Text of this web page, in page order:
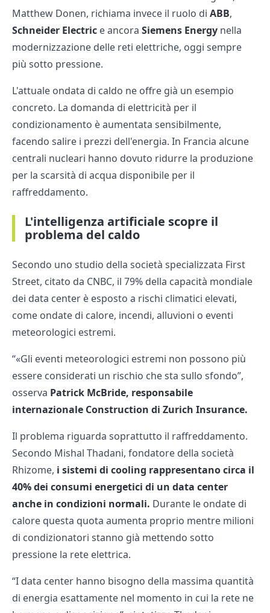
Matthew Donen, richiama invece il ruolo di ABB,
Schneider Electric e ancora Siemens Energy nella
modernizzazione delle reti elettriche, oggi sempre
più sotto pressione.
L'attuale ondata di caldo ne offre già un esempio
concreto. La domanda di elettricità per il
condizionamento è aumentata sensibilmente,
facendo salire i prezzi dell'energia. In Francia alcune
centrali nucleari hanno dovuto ridurre la produzione
per la scarsità di acqua disponibile per il
raffreddamento.
L'intelligenza artificiale scopre il
problema del caldo
Secondo uno studio della società specializzata First
Street, citato da CNBC, il 79% della capacità mondiale
dei data center è esposto a rischi climatici elevati,
come ondate di calore, incendi, alluvioni o eventi
meteorologici estremi.
“«Gli eventi meteorologici estremi non possono più
essere considerati un rischio che sta sullo sfondo”,
osserva Patrick McBride, responsabile
internazionale Construction di Zurich Insurance.
Il problema riguarda soprattutto il raffreddamento.
Secondo Mishal Thadani, fondatore della società
Rhizome, i sistemi di cooling rappresentano circa il
40% dei consumi energetici di un data center
anche in condizioni normali. Durante le ondate di
calore questa quota aumenta proprio mentre milioni
di condizionatori stanno già mettendo sotto
pressione la rete elettrica.
“I data center hanno bisogno della massima quantità
di energia esattamente nel momento in cui la rete ne